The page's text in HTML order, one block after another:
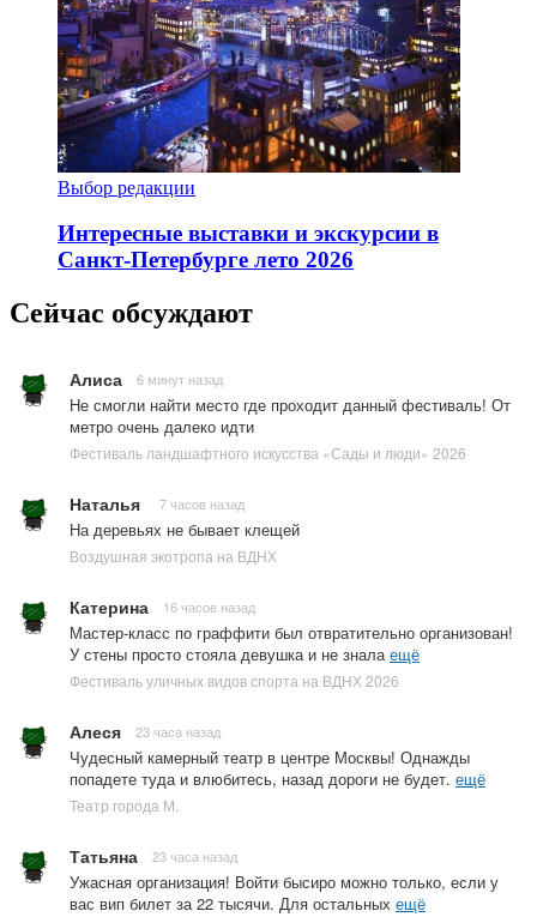
Выбор редакции
Интересные выставки и экскурсии в
Санкт-Петербурге лето 2026
Сейчас обсуждают
Алиса 6 минут назад
Не смогли найти место где проходит данный фестиваль! От
метро очень далеко идти
Фестиваль ландшафтного искусства «Сады и люди» 2026
Наталья 7 часов назад
На деревьях не бывает клещей
Воздушная экотропа на ВДНХ
Катерина 16 часов назад
Мастер-класс по граффити был отвратительно организован!
У стены просто стояла девушка и не зналаещё
Фестиваль уличных видов спорта на ВДНХ 2026
Алеся 23 часа назад
Чудесный камерный театр в центре Москвы! Однажды
попадете туда и влюбитесь, назад дороги не будет. ещё
Театр города М.
Татьяна 23 часа назад
Ужасная организация! Войти бысиро можно только, если у
вас вип билет за 22 тысячи. Для остальных ещё